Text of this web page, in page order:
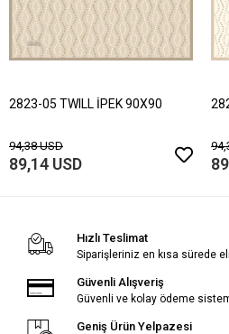
2823-05 TWILL İPEK 90X90
94,38 USD
89,14 USD
Hızlı Teslimat
Siparişleriniz en kısa sürede
Güvenli Alışveriş
Güvenli ve kolay ödeme
Geniş Ürün Yelpazesi